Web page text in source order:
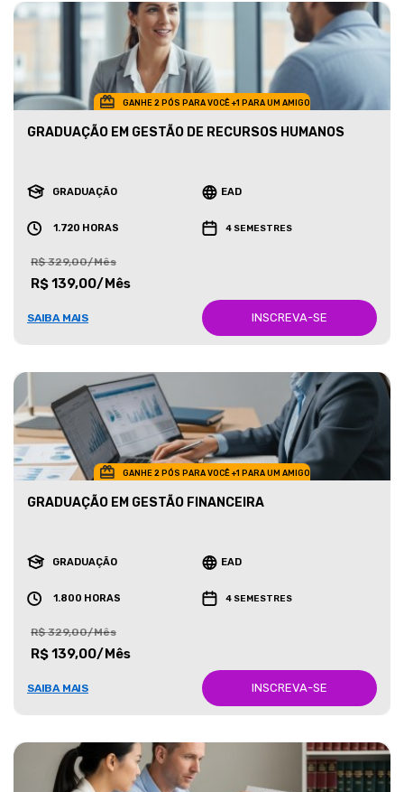
GANHE 2 PÓS PARA VOCÊ +1 PARA UM AMIGO
GRADUAÇÃO EM GESTÃO DE RECURSOS HUMANOS
GRADUAÇÃO EAD
1.720 HORAS 4 SEMESTRES
R$ 329,00/Mês
R$ 139,00/Mês
SAIBA MAIS INSCREVA-SE
GANHE 2 PÓS PARA VOCÊ +1 PARA UM AMIGO
GRADUAÇÃO EM GESTÃO FINANCEIRA
GRADUAÇÃO EAD
1.800 HORAS 4 SEMESTRES
R$ 329,00/Mês
R$ 139,00/Mês
SAIBA MAIS INSCREVA-SE